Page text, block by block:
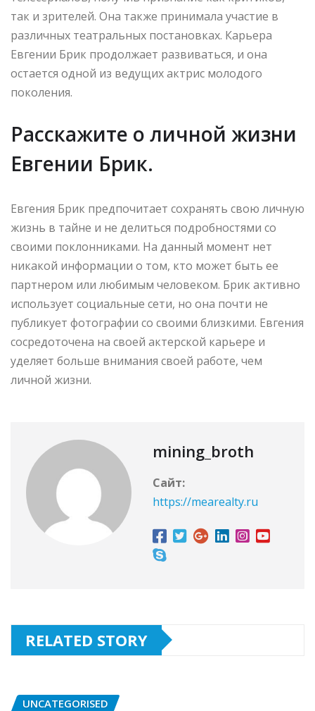
так и зрителей. Она также принимала участие в
различных театральных постановках. Карьера
Евгении Брик продолжает развиваться, и она
остается одной из ведущих актрис молодого
поколения.
Расскажите о личной жизни
Евгении Брик.
Евгения Брик предпочитает сохранять свою личную
жизнь в тайне и не делиться подробностями со
своими поклонниками. На данный момент нет
никакой информации о том, кто может быть ее
партнером или любимым человеком. Брик активно
использует социальные сети, но она почти не
публикует фотографии со своими близкими. Евгения
сосредоточена на своей актерской карьере и
уделяет больше внимания своей работе, чем
личной жизни.
mining_broth
Сайт:
https://mearealty.ru
RELATED STORY
UNCATEGORISED